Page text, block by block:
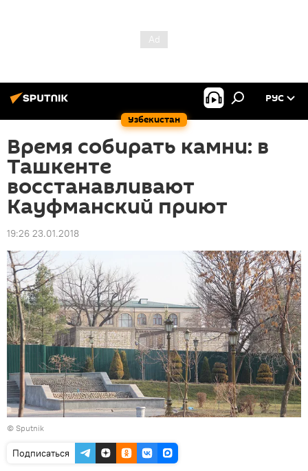
Узбекистан
РУС
Время собирать камни: в
Ташкенте
восстанавливают
Кауфманский приют
19:26 23.01.2018
© Sputnik
Подписаться